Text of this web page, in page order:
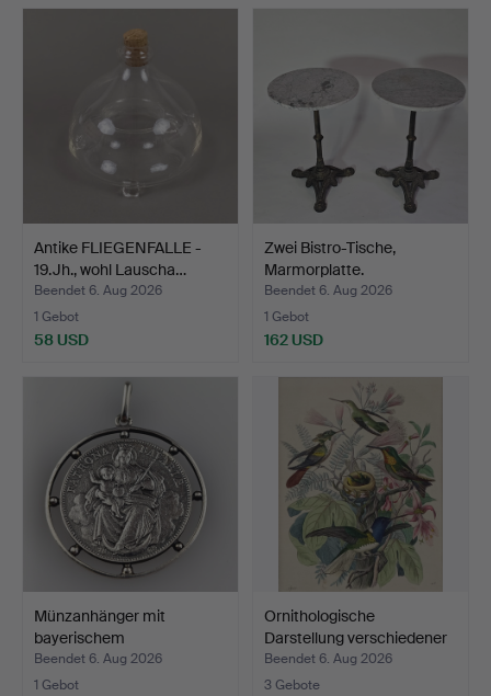
Antike FLIEGENFALLE -
19.Jh., wohl Lauscha…
Beendet 6. Aug 2026
1 Gebot
58 USD
Zwei Bistro-Tische,
Marmorplatte.
Beendet 6. Aug 2026
1 Gebot
162 USD
Münzanhänger mit
bayerischem
Madonnentaler…
Beendet 6. Aug 2026
1 Gebot
Ornithologische
Darstellung verschiedener
…
Beendet 6. Aug 2026
3 Gebote